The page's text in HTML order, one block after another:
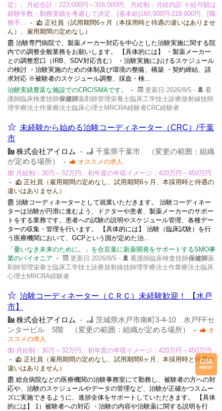
定）、月給合計：223,000円～316,000円、月給制：月給内訳 ※給与額は
経験年数・勤務実績を考慮して決定、[基本給]160,000円-218,000円、[職
務手...
-
正社員（試用期間6ヶ月（本採用時と待遇の違いはありませ
ん）、雇用期間の定めなし）
治験専門病院で、製薬メーカー対応を中心とした治験実施に関する院
内での調整全般業務をお願いします。 【具体的には】 ・製薬メーカー
との調整窓口（IRB、SDV対応含む） ・治験実施におけるスケジュール
の検討 ・治験実施のための体制及び環境の整備、構築 ・契約締結、請
求対応 ※被験者のスケジュール調整、採血・検...
治験実績豊富な施設でのCRC/SMAです。
- 更新日:2026/8/5 -
看
護師臨床検査技師保健師薬剤師管理栄養士臨床工学技士診療放射線技師
理学療法士作業療法士臨床心理士MRCRA経験者CRC経験者
未経験から始める治験コーディネーター（CRC）/千葉
市
株式会社アイロム -
千葉県千葉市 （変更の範囲：組織
が定める場所）
-
オススメの求人
月給制：30万～32万円、初年度の年収イメージ：420万円～450万円
-
正社員（雇用期間の定めなし、試用期間6ヶ月、本採用時と待遇の
違いはありません）
治験コーディネーターとして就業いただきます。 治験コーディネー
ターは治験が円滑に進むよう、ドクターや患者、製薬メーカーのサポー
トをする業務です。患者への試験の説明やスケジュール管理、各種デー
ターの収集・管理を行います。 【具体的には】 治験（臨床試験）を行
う医療機関において、GCPという国が定めた治...
「憂いなき未来のために。」を合言葉に新薬開発をサポートするSMO事
業のパイオニア - 更新日:2026/8/5 - 看護師臨床検査技師保健師薬
剤師管理栄養士臨床工学技士診療放射線技師理学療法士作業療法士臨床
心理士MRCRA経験者
治験コーディネーター（ＣＲＣ）未経験歓迎！ 【水戸
市】
株式会社アイロム -
茨城県水戸市南町3-4-10 水戸FFセ
ンタービル 5階 （変更の範囲：組織が定める場所）
-
オ
ススメの求人
月給制：30万～32万円、初年度の年収イメージ：420万円～450万円
-
正社員（雇用期間の定めなし、試用期間6ヶ月、本採用時と待遇の
違いはありません）
総合病院などの医療機関の治験事務室にて勤務し、被験者の方への対
応や、治験のスケジュールやデータの管理など、治験が正確かつスムー
ズに実施できるように、進捗全体をサポートしていただきます。 【具体
的には】 1）被験者への対応 ・治験の内容や治験薬に関する説明を行